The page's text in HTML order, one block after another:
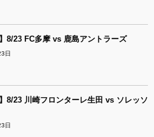
】8/23 FC多摩 vs 鹿島アントラーズ
日
】8/23 川崎フロンターレ生田 vs ソレッソ
日